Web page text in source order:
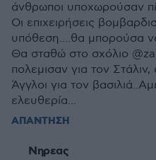
άνθρωποι υποχωρούσαν
Οι επιχειρήσεις
υπόθεση....θα μπορούσα
Θα σταθώ στο σχόλιο
πολεμισαν για τον Στάλιν,
Άγγλοι για τον
ελευθερία...
ΑΠΑΝΤΗΣΗ
Νηρεας